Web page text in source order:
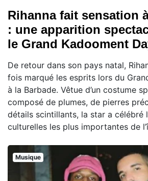
Rihanna fait sensation
: une apparition
le Grand Kadooment
De retour dans son pays natal,
fois marqué les esprits lors du
à la Barbade. Vêtue d’un costume
composé de plumes, de pierres
détails scintillants, la star a célébré
culturelles les plus importantes de
Musique